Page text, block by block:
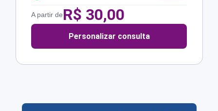
A partir deR$ 30,00
Personalizar consulta